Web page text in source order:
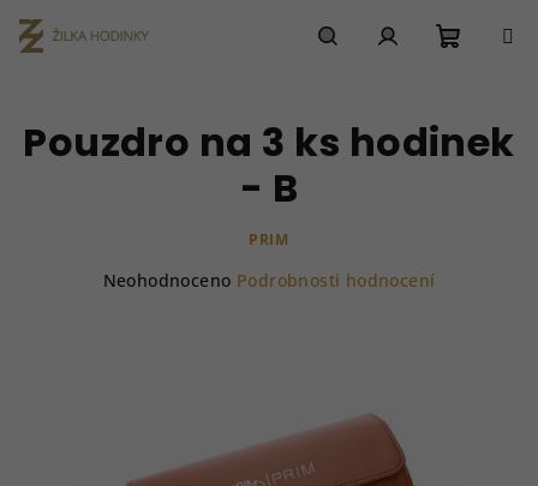
na
obsah
košík
Pouzdro na 3 ks hodinek
- B
PRIM
Neohodnoceno Podrobnosti hodnocení